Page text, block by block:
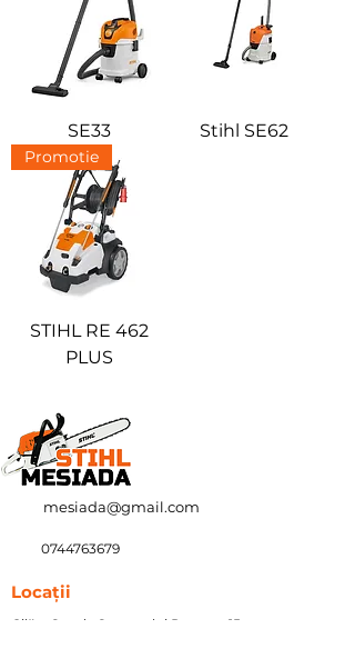
SE33 Stihl SE62
Promotie
STIHL RE 462
PLUS
mesiada@gmail.com
0744763679
Locații
Gilău, Strada Someșului Rece nr. 15